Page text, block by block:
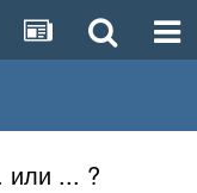
или ... ?